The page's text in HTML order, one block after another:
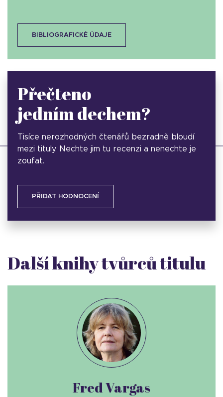
BIBLIOGRAFICKÉ ÚDAJE
Přečteno
jedním dechem?
Tisíce nerozhodných čtenářů bezradně bloudí
mezi tituly. Nechte jim tu recenzi a nenechte je
zoufat.
PŘIDAT HODNOCENÍ
Další knihy tvůrců titulu
Fred Vargas